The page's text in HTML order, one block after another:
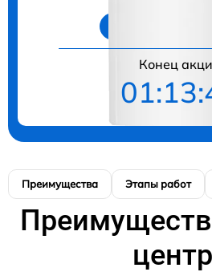
Конец
Преимущества Этапы работ